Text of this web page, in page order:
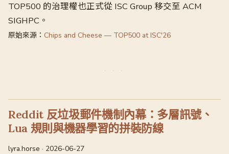
TOP500 的治理權也正式從 ISC Group 移交至 ACM
SIGHPC。
原始來源： Chips and Cheese — TOP500 at ISC'26
Reddit 反垃圾郵件機制內幕：多層訊號、
Lua 規則與機器學習的拼裝防線
lyra.horse · 2026-06-27